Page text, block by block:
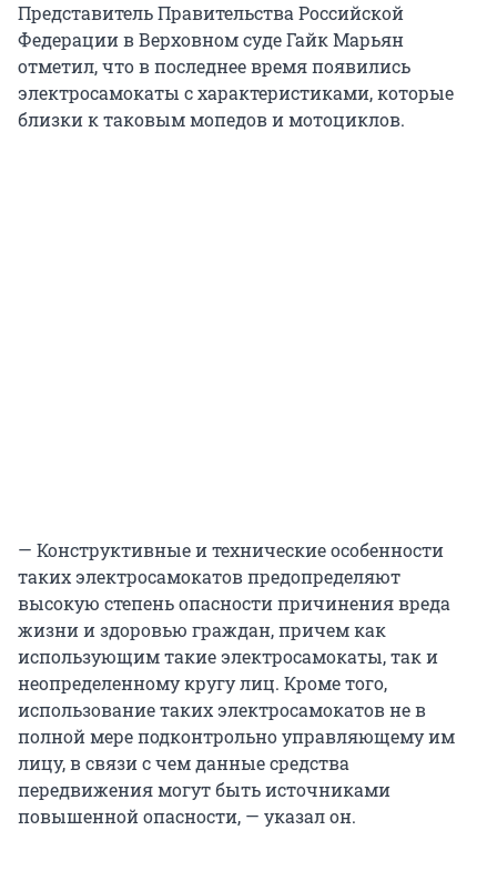
Представитель Правительства Российской
Федерации в Верховном суде Гайк Марьян
отметил, что в последнее время появились
электросамокаты с характеристиками, которые
близки к таковым мопедов и мотоциклов.
— Конструктивные и технические особенности
таких электросамокатов предопределяют
высокую степень опасности причинения вреда
жизни и здоровью граждан, причем как
использующим такие электросамокаты, так и
неопределенному кругу лиц. Кроме того,
использование таких электросамокатов не в
полной мере подконтрольно управляющему им
лицу, в связи с чем данные средства
передвижения могут быть источниками
повышенной опасности, — указал он.